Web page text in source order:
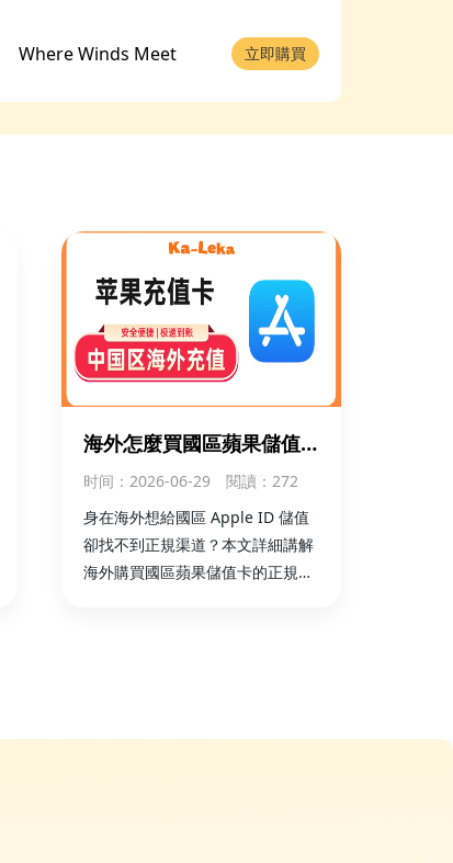
Where Winds Meet 立即購買
MyCard(TW) 立即購買
Hero Clash 立即購買
PUBG(國際服端遊) 立即購買
帝國時代4 立即購買
立即購買
海外怎麼買國區蘋果儲值
卡？App Store 儲值卡購
时间 ：2026-06-29
閱讀：272
身在海外想給國區 Apple ID 儲值
卻找不到正規渠道？本文詳細講解
海外購買國區蘋果儲值卡的正規流